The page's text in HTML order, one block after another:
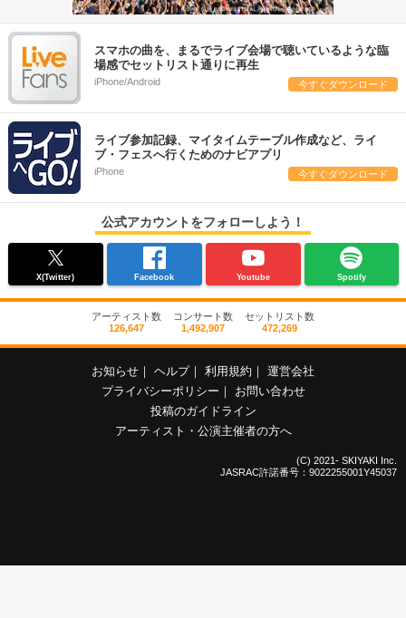
スマホの曲を、まるでライブ会場で聴いているような臨
場感でセットリスト通りに再生
iPhone/Android 今すぐダウンロード
ライブ参加記録、マイタイムテーブル作成など、ライ
ブ・フェスへ行くためのナビアプリ
iPhone 今すぐダウンロード
公式アカウントをフォローしよう！
X(Twitter) Facebook Youtube Spotify
アーティスト数
126,647
コンサート数
1,492,907
セットリスト数
472,269
お知らせ ヘルプ 利用規約
運営会社
プライバシーポリシー
お問い合わせ
投稿のガイドライン
アーティスト・公演主催者の方へ
(C) 2021- SKIYAKI Inc.
JASRAC許諾番号：9022255001Y45037